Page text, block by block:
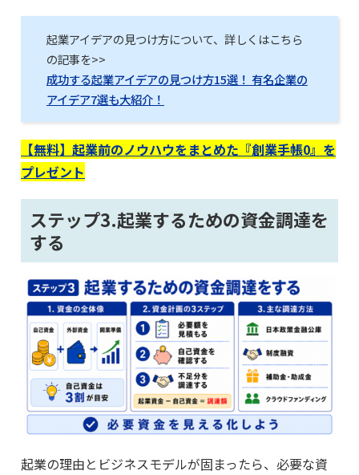
起業アイデアの見つけ方について、詳しくはこちら
の記事を>>
成功する起業アイデアの見つけ方15選！ 有名企業の
アイデア7選も大紹介！
【無料】起業前のノウハウをまとめた『創業手帳0』を
プレゼント
ステップ3.起業するための資金調達を
する
起業の理由とビジネスモデルが固まったら、必要な資